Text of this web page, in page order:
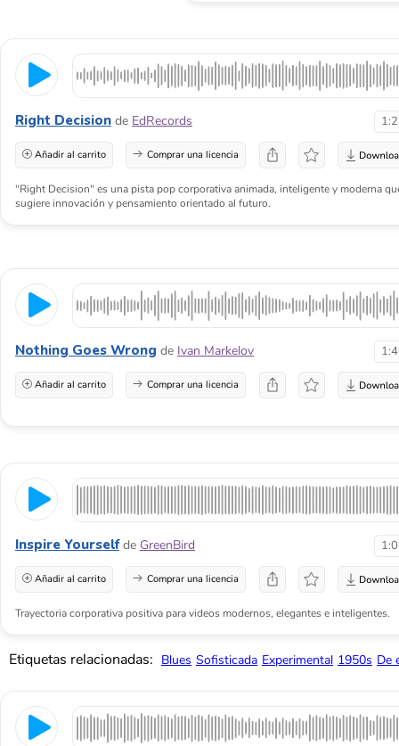
Right Decision de EdRecords
Añadir al carrito Comprar una licencia
"Right Decision" es una pista pop corporativa animada, inteligente y moderna
sugiere innovación y pensamiento orientado al futuro.
Nothing Goes Wrong de Ivan Markelov
Añadir al carrito Comprar una licencia
Inspire Yourself de GreenBird
Añadir al carrito Comprar una licencia
Trayectoria corporativa positiva para videos modernos, elegantes e inteligentes.
Etiquetas relacionadas: Blues Sofisticada Experimental 1950s De